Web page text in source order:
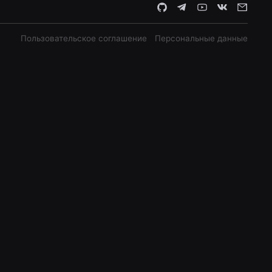
Пользовательское соглашение Персональные данные